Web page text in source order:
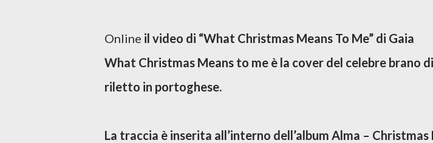
Online il video di “What Christmas Means To Me” di Gaia
What Christmas Means to me è la cover del celebre brano
riletto in portoghese.
La traccia è inserita all’interno dell’album Alma –